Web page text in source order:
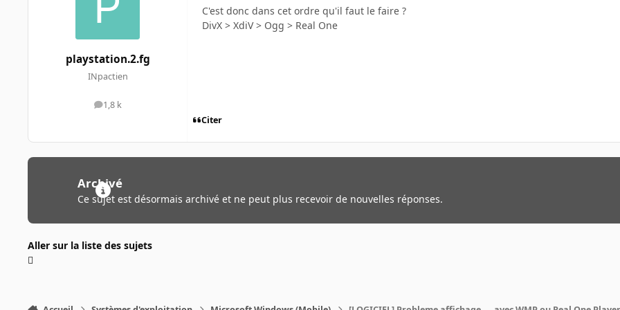
playstation.2.fg
INpactien
1,8 k
messages
C'est donc dans cet ordre qu'il faut le faire ?
DivX > XdiV > Ogg > Real One
Citer
Archivé
Ce sujet est désormais archivé et ne peut plus recevoir de nouvelles réponses.
Aller sur la liste des sujets